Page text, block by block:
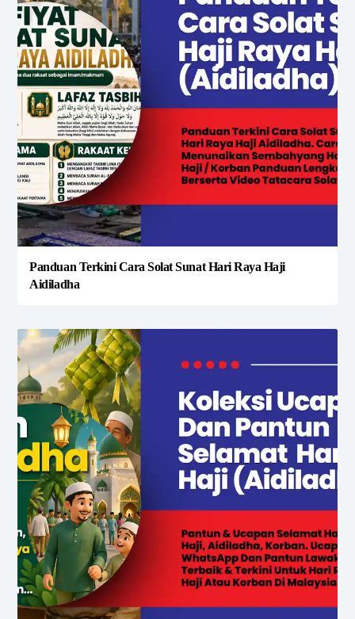
Panduan Terkini Cara Solat Sunat Hari Raya Haji
Aidiladha